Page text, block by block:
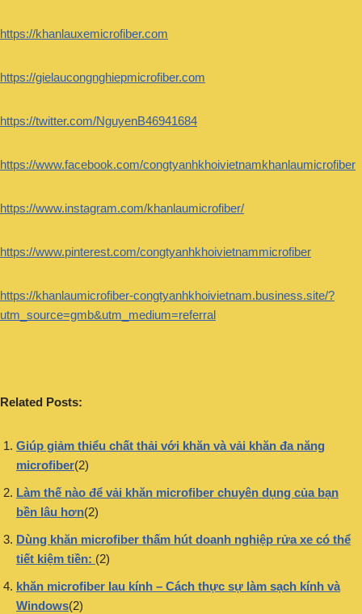
https://khanlauxemicrofiber.com
https://gielaucongnghiepmicrofiber.com
https://twitter.com/NguyenB46941684
https://www.facebook.com/congtyanhkhoivietnamkhanlaumicrofiber
https://www.instagram.com/khanlaumicrofiber/
https://www.pinterest.com/congtyanhkhoivietnammicrofiber
https://khanlaumicrofiber-congtyanhkhoivietnam.business.site/?
utm_source=gmb&utm_medium=referral
Related Posts:
Giúp giảm thiểu chất thải với khăn và vải khăn đa năng
microfiber(2)
Làm thế nào để vải khăn microfiber chuyên dụng của bạn
bền lâu hơn(2)
Dùng khăn microfiber thấm hút doanh nghiệp rửa xe có thể
tiết kiệm tiền: (2)
khăn microfiber lau kính – Cách thực sự làm sạch kính và
Windows(2)